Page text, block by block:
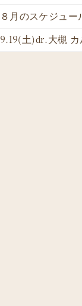
８月のスケジュー
9.19(土)dr.大槻